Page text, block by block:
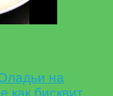
на
бисквит,